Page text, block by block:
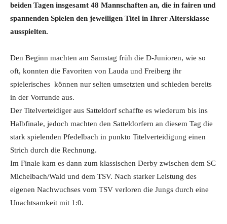
beiden Tagen insgesamt 48 Mannschaften an, die in fairen und
spannenden Spielen den jeweiligen Titel in Ihrer Altersklasse
ausspielten.
Den Beginn machten am Samstag früh die D-Junioren, wie so
oft, konnten die Favoriten von Lauda und Freiberg ihr
spielerisches können nur selten umsetzten und schieden bereits
in der Vorrunde aus.
Der Titelverteidiger aus Satteldorf schaffte es wiederum bis ins
Halbfinale, jedoch machten den Satteldorfern an diesem Tag die
stark spielenden Pfedelbach in punkto Titelverteidigung einen
Strich durch die Rechnung.
Im Finale kam es dann zum klassischen Derby zwischen dem SC
Michelbach/Wald und dem TSV. Nach starker Leistung des
eigenen Nachwuchses vom TSV verloren die Jungs durch eine
Unachtsamkeit mit 1:0.